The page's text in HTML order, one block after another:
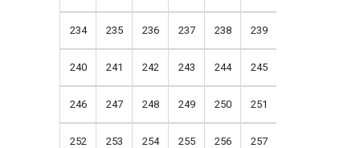
234 235 236 237 238 239
240 241 242 243 244 245
246 247 248 249 250 251
252 253 254 255 256 257